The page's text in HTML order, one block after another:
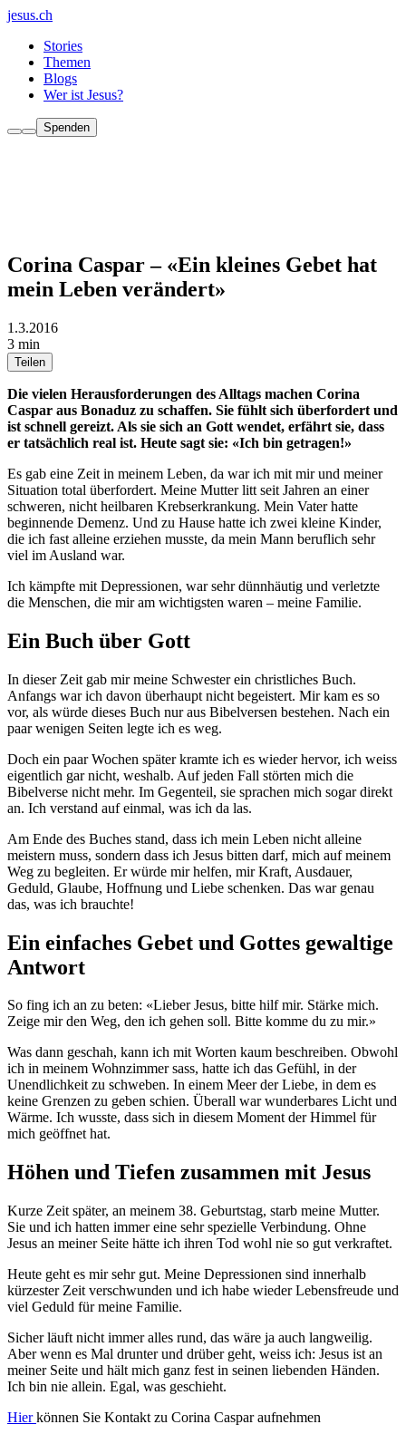
jesus.ch
Stories
Themen
Blogs
Wer ist Jesus?
Spenden
Corina Caspar – «Ein kleines Gebet hat
mein Leben verändert»
1.3.2016
3 min
Teilen
Die vielen Herausforderungen des Alltags machen Corina
Caspar aus Bonaduz zu schaffen. Sie fühlt sich überfordert und
ist schnell gereizt. Als sie sich an Gott wendet, erfährt sie, dass
er tatsächlich real ist. Heute sagt sie: «Ich bin getragen!»
Es gab eine Zeit in meinem Leben, da war ich mit mir und meiner
Situation total überfordert. Meine Mutter litt seit Jahren an einer
schweren, nicht heilbaren Krebserkrankung. Mein Vater hatte
beginnende Demenz. Und zu Hause hatte ich zwei kleine Kinder,
die ich fast alleine erziehen musste, da mein Mann beruflich sehr
viel im Ausland war.
Ich kämpfte mit Depressionen, war sehr dünnhäutig und verletzte
die Menschen, die mir am wichtigsten waren – meine Familie.
Ein Buch über Gott
In dieser Zeit gab mir meine Schwester ein christliches Buch.
Anfangs war ich davon überhaupt nicht begeistert. Mir kam es so
vor, als würde dieses Buch nur aus Bibelversen bestehen. Nach ein
paar wenigen Seiten legte ich es weg.
Doch ein paar Wochen später kramte ich es wieder hervor, ich weiss
eigentlich gar nicht, weshalb. Auf jeden Fall störten mich die
Bibelverse nicht mehr. Im Gegenteil, sie sprachen mich sogar direkt
an. Ich verstand auf einmal, was ich da las.
Am Ende des Buches stand, dass ich mein Leben nicht alleine
meistern muss, sondern dass ich Jesus bitten darf, mich auf meinem
Weg zu begleiten. Er würde mir helfen, mir Kraft, Ausdauer,
Geduld, Glaube, Hoffnung und Liebe schenken. Das war genau
das, was ich brauchte!
Ein einfaches Gebet und Gottes gewaltige
Antwort
So fing ich an zu beten: «Lieber Jesus, bitte hilf mir. Stärke mich.
Zeige mir den Weg, den ich gehen soll. Bitte komme du zu mir.»
Was dann geschah, kann ich mit Worten kaum beschreiben. Obwohl
ich in meinem Wohnzimmer sass, hatte ich das Gefühl, in der
Unendlichkeit zu schweben. In einem Meer der Liebe, in dem es
keine Grenzen zu geben schien. Überall war wunderbares Licht und
Wärme. Ich wusste, dass sich in diesem Moment der Himmel für
mich geöffnet hat.
Höhen und Tiefen zusammen mit Jesus
Kurze Zeit später, an meinem 38. Geburtstag, starb meine Mutter.
Sie und ich hatten immer eine sehr spezielle Verbindung. Ohne
Jesus an meiner Seite hätte ich ihren Tod wohl nie so gut verkraftet.
Heute geht es mir sehr gut. Meine Depressionen sind innerhalb
kürzester Zeit verschwunden und ich habe wieder Lebensfreude und
viel Geduld für meine Familie.
Sicher läuft nicht immer alles rund, das wäre ja auch langweilig.
Aber wenn es Mal drunter und drüber geht, weiss ich: Jesus ist an
meiner Seite und hält mich ganz fest in seinen liebenden Händen.
Ich bin nie allein. Egal, was geschieht.
Hierkönnen Sie Kontakt zu Corina Caspar aufnehmen